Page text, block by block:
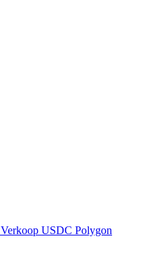
Verkoop USDC Polygon